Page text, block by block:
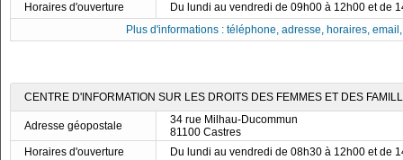
Horaires d'ouverture
Du lundi au vendredi de 09h00 à 12h00 et de
Plus d'informations : téléphone, adresse, horaires,
CENTRE D'INFORMATION SUR LES DROITS DES FEMMES ET DES
Adresse géopostale
34 rue Milhau-Ducommun
81100 Castres
Horaires d'ouverture
Du lundi au vendredi de 08h30 à 12h00 et de